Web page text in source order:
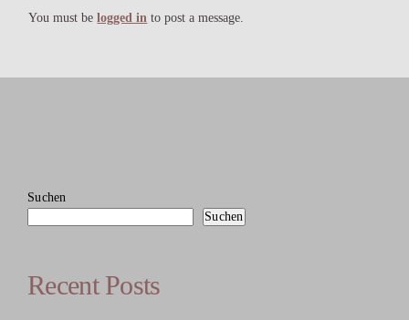
You must belogged in to post a message.
Suchen
Suchen
Recent Posts